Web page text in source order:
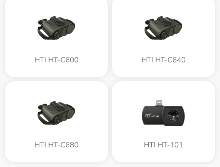
HTI HT-C600 HTI HT-C640
HTI HT-C680 HTI HT-101